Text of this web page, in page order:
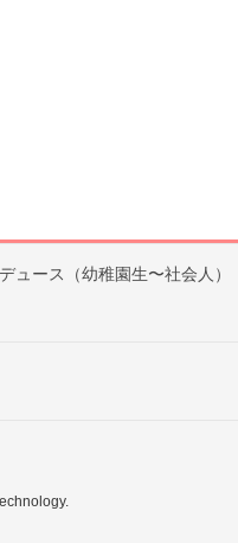
ース（幼稚園生〜社会人）